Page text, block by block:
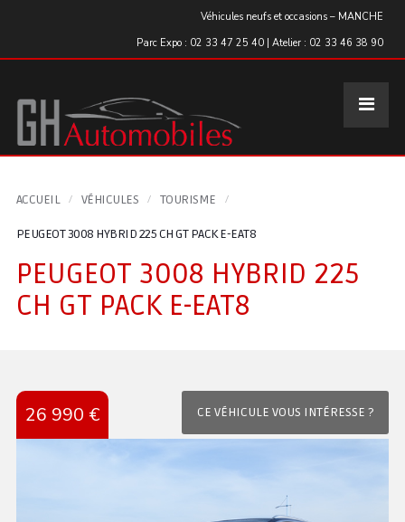
Véhicules neufs et occasions – MANCHE
Parc Expo : 02 33 47 25 40 | Atelier : 02 33 46 38 90
ACCUEIL VÉHICULES TOURISME
PEUGEOT 3008 HYBRID 225 CH GT PACK E-EAT8
PEUGEOT 3008 HYBRID 225
CH GT PACK E-EAT8
26 990 € CE VÉHICULE VOUS INTÉRESSE ?
Panneau de gestion des cookies